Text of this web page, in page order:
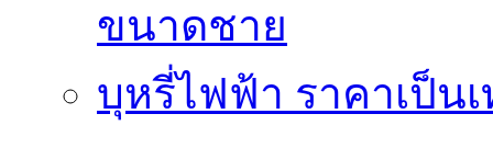
ขนาดชาย
บุหรี่ไฟฟ้า ราคาเป็น